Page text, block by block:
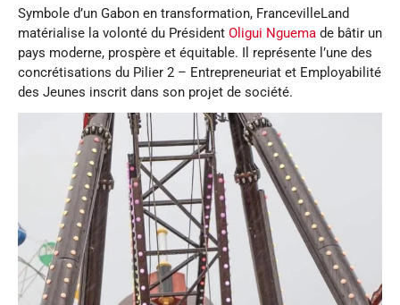
Symbole d’un Gabon en transformation, FrancevilleLand
matérialise la volonté du Président Oligui Nguema de bâtir un
pays moderne, prospère et équitable. Il représente l’une des
concrétisations du Pilier 2 – Entrepreneuriat et Employabilité
des Jeunes inscrit dans son projet de société.